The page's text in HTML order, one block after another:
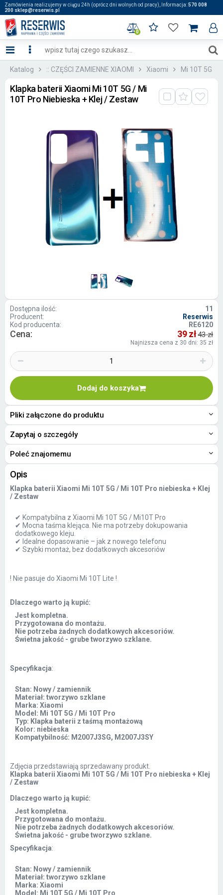
Zamówienia realizujemy w ciągu 24h (oprócz dni wolnych od pracy), Informacja:570 008
200 sklep@reserwis.pl
0
Katalog :: CZĘŚCI ZAMIENNE XIAOMI Xiaomi Mi 10T 5G
Klapka baterii Xiaomi Mi 10T 5G / Mi
10T Pro Niebieska + Klej / Zestaw
Dostępna ilość:
11
Producent:
Reserwis
Kod producenta:
RE6120
Cena: 39 zł43 zł
Najniższa cena z 30 dni: 35 zł
Dodaj do koszyka
Pliki załączone do produktu
Zapytaj o szczegóły
Poleć znajomemu
Opis
Klapka baterii Xiaomi Mi 10T 5G / Mi 10T Pro niebieska + Klej
/ Zestaw
✔ Kompatybilna z Xiaomi Mi 10T 5G / Mi10T Pro
✔ Mocna taśma klejąca. Nie ma potrzeby dokupowania
dodatkowego kleju.
✔ Idealne dopasowanie – jak z nowego telefonu
✔ Szybki montaż, bez dodatkowych akcesoriów
! Nie pasuje do Xiaomi Mi 10T Lite !
Dlaczego warto ją kupić:
Jest kompletna.
Przygotowana do montażu.
Nie potrzeba żadnych dodatkowych akcesoriów.
Świetna jakość - grube tworzywo szklane.
Specyfikacja:
Stan: Nowy / zamiennik
Materiał: tworzywo szklane
Marka: Xiaomi
Model: Mi 10T 5G / Mi 10T Pro
Typ: Klapka baterii z taśmą montażową
Kolor: niebieska
Kompatybilność: M2007J3SG, M2007J3SY
Zdjęcia przedstawiają sprzedawany produkt.
Klapka baterii Xiaomi Mi 10T 5G / Mi 10T Pro niebieska + Klej
/ Zestaw
Dlaczego warto ją kupić:
Jest kompletna.
Przygotowana do montażu.
Nie potrzeba żadnych dodatkowych akcesoriów.
Świetna jakość - grube tworzywo szklane.
Specyfikacja:
Stan: Nowy / zamiennik
Materiał: tworzywo szklane
Marka: Xiaomi
Model: Mi 10T 5G / Mi 10T Pro